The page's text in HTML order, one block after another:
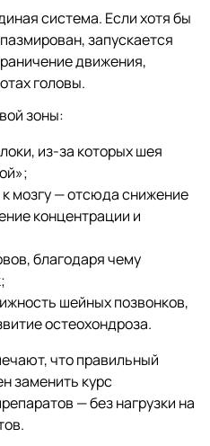
система. Если хотя бы
запускается
движения,
головы.
зоны:
из-за которых шея
мозгу — отсюда снижение
концентрации и
благодаря чему
шейных позвонков,
остеохондроза.
что правильный
заменить курс
— без нагрузки на